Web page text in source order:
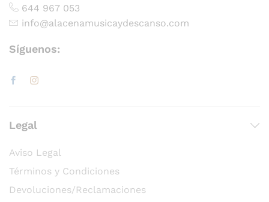
644 967 053
info@alacenamusicaydescanso.com
Síguenos:
Legal
Aviso Legal
Términos y Condiciones
Devoluciones/Reclamaciones